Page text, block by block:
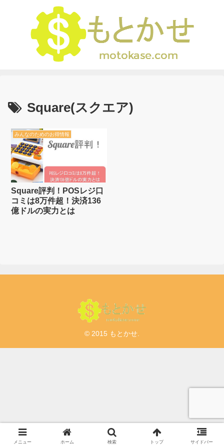
Square(スクエア)
みんなのためのお得情報
Square評判！POSレジ口
コミは8万件超！決済136
億ドルの実力とは
© 2015 もとかせ.
メニュー ホーム 検索 トップ サイドバー